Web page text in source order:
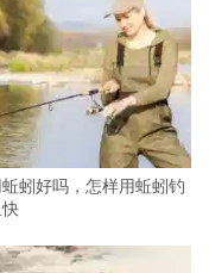
蚓好吗，怎样用蚯蚓钓